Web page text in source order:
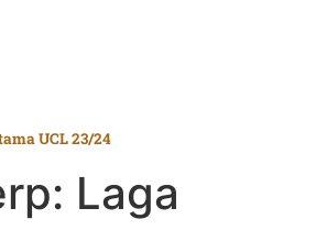
UCL 23/24
Laga